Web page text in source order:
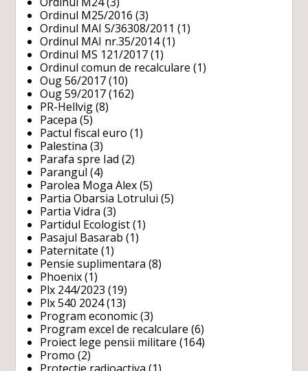
Ordinul M25/2016 (3)
Ordinul MAI S/36308/2011 (1)
Ordinul MAI nr.35/2014(1)
Ordinul MS 121/2017 (1)
Ordinul comun de recalculare (1)
Oug 56/2017 (10)
Oug 59/2017 (162)
PR-Hellvig (8)
Pacepa (5)
Pactul fiscal euro (1)
Palestina (3)
Parafa spre Iad (2)
Parangul (4)
Parolea Moga Alex (5)
Partia Obarsia Lotrului (5)
Partia Vidra (3)
Partidul Ecologist (1)
Pasajul Basarab (1)
Paternitate (1)
Pensie suplimentara (8)
Phoenix (1)
Plx 244/2023 (19)
Plx 540 2024(13)
Program economic (3)
Program excel de recalculare (6)
Proiect lege pensii militare (164)
Promo (2)
Protectie radioactiva (1)